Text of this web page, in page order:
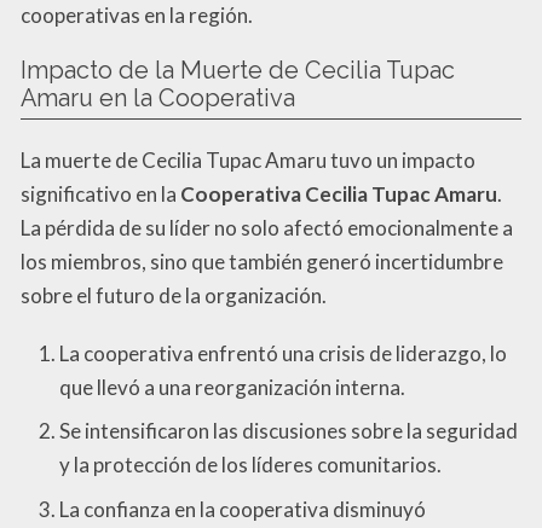
cooperativas en la región.
Impacto de la Muerte de Cecilia Tupac
Amaru en la Cooperativa
La muerte de Cecilia Tupac Amaru tuvo un impacto
significativo en la Cooperativa Cecilia Tupac Amaru.
La pérdida de su líder no solo afectó emocionalmente a
los miembros, sino que también generó incertidumbre
sobre el futuro de la organización.
La cooperativa enfrentó una crisis de liderazgo, lo
que llevó a una reorganización interna.
Se intensificaron las discusiones sobre la seguridad
y la protección de los líderes comunitarios.
La confianza en la cooperativa disminuyó